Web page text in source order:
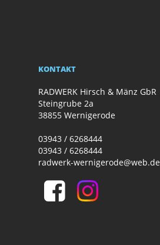
KONTAKT
RADWERK Hirsch & Mänz GbR
Steingrube 2a
38855 Wernigerode
03943 / 6268444
03943 / 6268444
radwerk-wernigerode@web.de